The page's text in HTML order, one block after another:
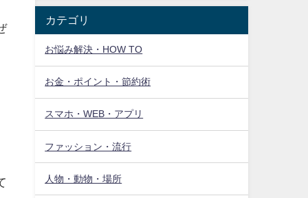
カテゴリ
お悩み解決・HOW TO
お金・ポイント・節約術
スマホ・WEB・アプリ
ファッション・流行
人物・動物・場所